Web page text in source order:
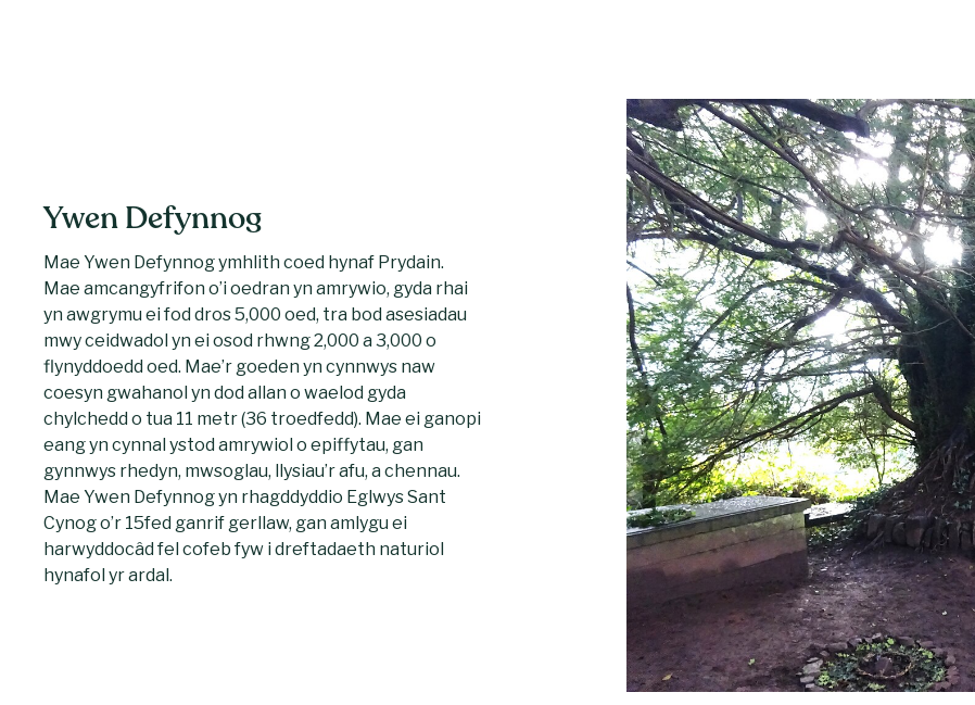
Ywen Defynnog
Mae Ywen Defynnog ymhlith coed hynaf Prydain.
Mae amcangyfrifon o’i oedran yn amrywio, gyda rhai
yn awgrymu ei fod dros 5,000 oed, tra bod asesiadau
mwy ceidwadol yn ei osod rhwng 2,000 a 3,000 o
flynyddoedd oed. Mae’r goeden yn cynnwys naw
coesyn gwahanol yn dod allan o waelod gyda
chylchedd o tua 11 metr (36 troedfedd). Mae ei ganopi
eang yn cynnal ystod amrywiol o epiffytau, gan
gynnwys rhedyn, mwsoglau, llysiau’r afu, a chennau.
Mae Ywen Defynnog yn rhagddyddio Eglwys Sant
Cynog o’r 15fed ganrif gerllaw, gan amlygu ei
harwyddocâd fel cofeb fyw i dreftadaeth naturiol
hynafol yr ardal.